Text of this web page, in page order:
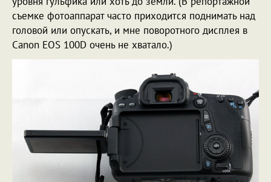
съемке фотоаппарат часто приходится поднимать над
головой или опускать, и мне поворотного дисплея в
Canon EOS 100D очень не хватало.)